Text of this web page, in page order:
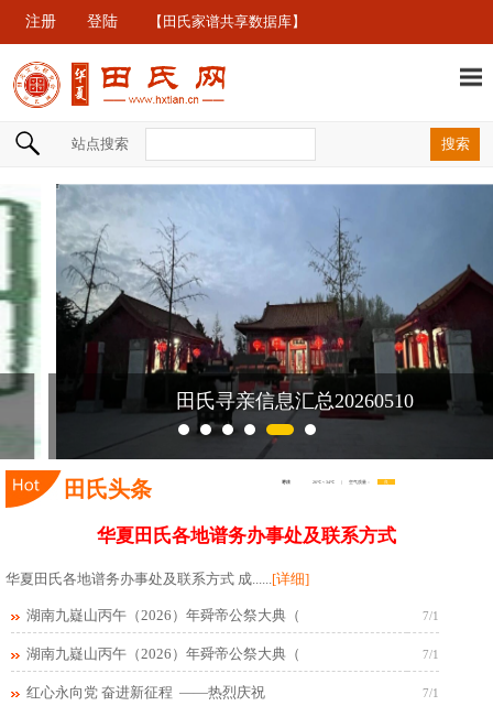
注册 登陆 【田氏家谱共享数据库】
站点搜索
田氏寻亲信息汇总20260510
田氏头条
华夏田氏各地谱务办事处及联系方式
华夏田氏各地谱务办事处及联系方式 成......[详细]
湖南九嶷山丙午（2026）年舜帝公祭大典（ 7/1
湖南九嶷山丙午（2026）年舜帝公祭大典（ 7/1
红心永向党 奋进新征程 ——热烈庆祝 7/1